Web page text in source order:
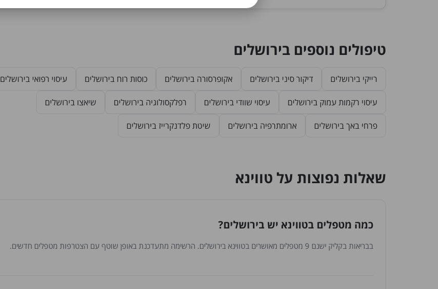
טיפולים נוספים בירושלים
רייקי בירושלים דיקור סיני בירושלים אקופרסורה בירושלים כוסות רוח בירושלים עיסוי רפואי בירושלים
עיסוי רקמות עמוק בירושלים עיסוי שוודי בירושלים רפלקסולוגיה בירושלים שיאצו בירושלים
פרחי באך בירושלים ארומתרפיה בירושלים שיטת פלדנקרייז בירושלים
שאלות נפוצות על טווינא
כמה מטפלים בטווינא יש בירושלים?
בבריאות בקליק ישנם 9 מטפלים מאושרים בטווינא בירושלים. הרשימה מתעדכנת באופן שוטף עם הצטרפות מטפלים חדשים.